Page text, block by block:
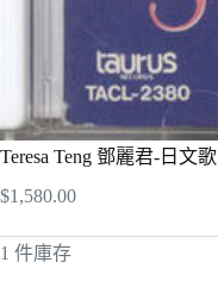
Teresa Teng 鄧麗君-日文
$1,580.00
1 件庫存